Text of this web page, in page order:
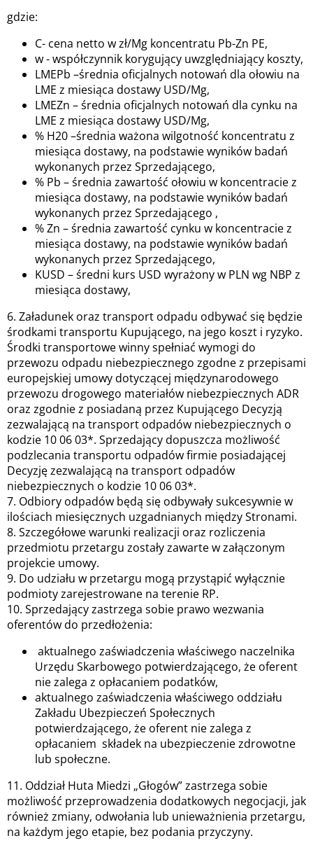
gdzie:
C- cena netto w zł/Mg koncentratu Pb-Zn PE,
w - współczynnik korygujący uwzględniający koszty,
LMEPb –średnia oficjalnych notowań dla ołowiu na
LME z miesiąca dostawy USD/Mg,
LMEZn – średnia oficjalnych notowań dla cynku na
LME z miesiąca dostawy USD/Mg,
% H20 –średnia ważona wilgotność koncentratu z
miesiąca dostawy, na podstawie wyników badań
wykonanych przez Sprzedającego,
% Pb – średnia zawartość ołowiu w koncentracie z
miesiąca dostawy, na podstawie wyników badań
wykonanych przez Sprzedającego ,
% Zn – średnia zawartość cynku w koncentracie z
miesiąca dostawy, na podstawie wyników badań
wykonanych przez Sprzedającego,
KUSD – średni kurs USD wyrażony w PLN wg NBP z
miesiąca dostawy,
6. Załadunek oraz transport odpadu odbywać się będzie
środkami transportu Kupującego, na jego koszt i ryzyko.
Środki transportowe winny spełniać wymogi do
przewozu odpadu niebezpiecznego zgodne z przepisami
europejskiej umowy dotyczącej międzynarodowego
przewozu drogowego materiałów niebezpiecznych ADR
oraz zgodnie z posiadaną przez Kupującego Decyzją
zezwalającą na transport odpadów niebezpiecznych o
kodzie 10 06 03*. Sprzedający dopuszcza możliwość
podzlecania transportu odpadów firmie posiadającej
Decyzję zezwalającą na transport odpadów
niebezpiecznych o kodzie 10 06 03*.
7. Odbiory odpadów będą się odbywały sukcesywnie w
ilościach miesięcznych uzgadnianych między Stronami.
8. Szczegółowe warunki realizacji oraz rozliczenia
przedmiotu przetargu zostały zawarte w załączonym
projekcie umowy.
9. Do udziału w przetargu mogą przystąpić wyłącznie
podmioty zarejestrowane na terenie RP.
10. Sprzedający zastrzega sobie prawo wezwania
oferentów do przedłożenia:
aktualnego zaświadczenia właściwego naczelnika
Urzędu Skarbowego potwierdzającego, że oferent
nie zalega z opłacaniem podatków,
aktualnego zaświadczenia właściwego oddziału
Zakładu Ubezpieczeń Społecznych
potwierdzającego, że oferent nie zalega z
opłacaniem składek na ubezpieczenie zdrowotne
lub społeczne.
11. Oddział Huta Miedzi „Głogów” zastrzega sobie
możliwość przeprowadzenia dodatkowych negocjacji, jak
również zmiany, odwołania lub unieważnienia przetargu,
na każdym jego etapie, bez podania przyczyny.